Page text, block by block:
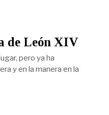
de León XIV
pero ya ha
y en la manera en la